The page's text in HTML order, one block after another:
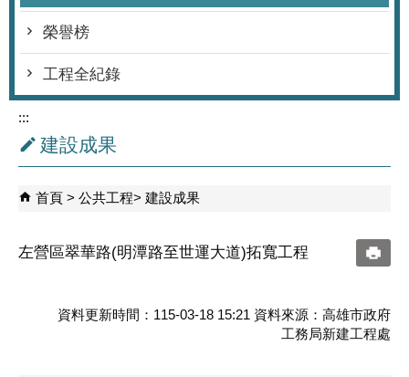
榮譽榜
工程全紀錄
:::
建設成果
首頁 公共工程 建設成果
左營區翠華路(明潭路至世運大道)拓寬工程
資料更新時間：115-03-18 15:21 資料來源：高雄市政府
工務局新建工程處